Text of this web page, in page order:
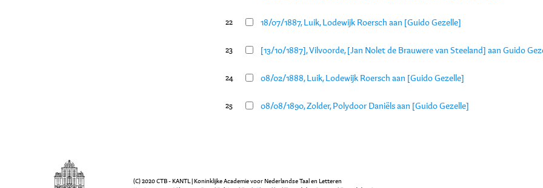
22 18/07/1887, Luik, Lodewijk Roersch aan [Guido Gezelle]
23 [13/10/1887], Vilvoorde, [Jan Nolet de Brauwere van Steeland] aan Guido
24 08/02/1888, Luik, Lodewijk Roersch aan [Guido Gezelle]
25 08/08/1890, Zolder, Polydoor Daniëls aan [Guido Gezelle]
(C) 2020 CTB - KANTL | Koninklijke Academie voor Nederlandse Taal en Letteren